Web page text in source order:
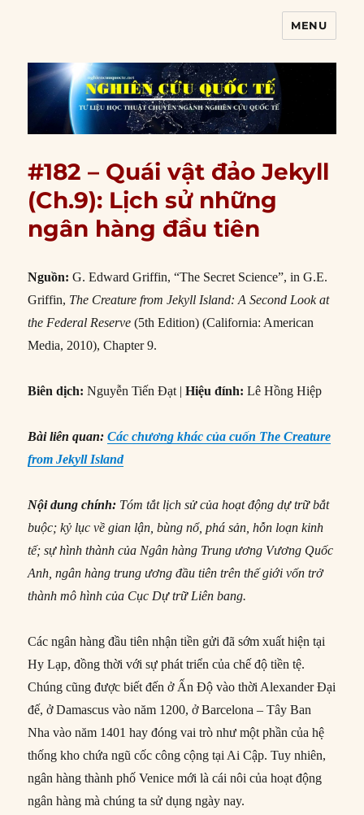
MENU
#182 – Quái vật đảo Jekyll
(Ch.9): Lịch sử những
ngân hàng đầu tiên
Nguồn: G. Edward Griffin, “The Secret Science”, in G.E.
Griffin, The Creature from Jekyll Island: A Second Look at
the Federal Reserve (5th Edition) (California: American
Media, 2010), Chapter 9.
Biên dịch:Nguyễn Tiến Đạt | Hiệu đính: Lê Hồng Hiệp
Bài liên quan:Các chương khác của cuốn The Creature
from Jekyll Island
Nội dung chính: Tóm tắt lịch sử của hoạt động dự trữ bắt
buộc; kỷ lục về gian lận, bùng nổ, phá sản, hỗn loạn kinh
tế; sự hình thành của Ngân hàng Trung ương Vương Quốc
Anh, ngân hàng trung ương đầu tiên trên thế giới vốn trở
thành mô hình của Cục Dự trữ Liên bang.
Các ngân hàng đầu tiên nhận tiền gửi đã sớm xuất hiện tại
Hy Lạp, đồng thời với sự phát triển của chế độ tiền tệ.
Chúng cũng được biết đến ở Ấn Độ vào thời Alexander Đại
đế, ở Damascus vào năm 1200, ở Barcelona – Tây Ban
Nha vào năm 1401 hay đóng vai trò như một phần của hệ
thống kho chứa ngũ cốc công cộng tại Ai Cập. Tuy nhiên,
ngân hàng thành phố Venice mới là cái nôi của hoạt động
ngân hàng mà chúng ta sử dụng ngày nay.